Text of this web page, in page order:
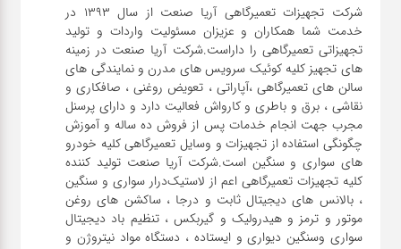
شرکت تجهیزات تعمیرگاهی آریا صنعت از سال ۱۳۹۳ در
خدمت شما همکاران و عزیزان مسئولیت واردات و تولید
تجهیزاتی تعمیرگاهی را داراست.شرکت آریا صنعت در زمینه
های تجهیز کلیه کوئیک سرویس های مدرن و نمایندگی های
سالن های تعمیرگاهی ،آپاراتی ، تعویض روغنی ، صافکاری و
نقاشی ، برق و باطری و کارواش فعالیت دارد و دارای پرسنل
مجرب جهت انجام خدمات پس از فروش ده ساله و آموزش
چگونگی استفاده از تجهیزات و وسایل تعمیرگاهی کلیه خودرو
های سواری و سنگین است.شرکت آریا صنعت تولید کننده
کلیه تجهیزات تعمیرگاهی اعم از لاستیک‌درار سواری و ‌سنگین
، بالانس های دیجیتال ثابت و درجا ، ساکشن های روغن
موتور و ترمز و هیدرولیک و گیربکس ، تنظیم باد دیجیتال
سواری و‌سنگین دیواری و ایستاده ، دستگاه مواد نیتروژن و